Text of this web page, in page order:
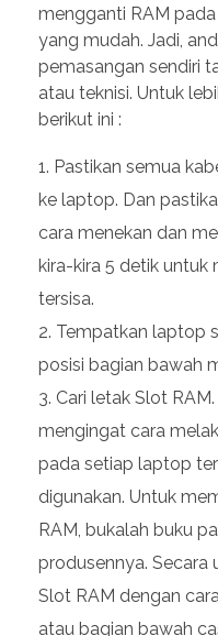
mengganti RAM
yang mudah. Jadi,
pemasangan sendiri
atau teknisi. Untuk
berikut ini :
Pastikan semua
ke laptop. Dan
cara menekan dan
kira-kira 5 detik
tersisa.
Tempatkan laptop
posisi bagian bawah
Cari letak Slot
mengingat cara
pada setiap laptop
digunakan. Untuk
RAM, bukalah buku
produsennya. Secara
Slot RAM dengan
atau bagian bawah